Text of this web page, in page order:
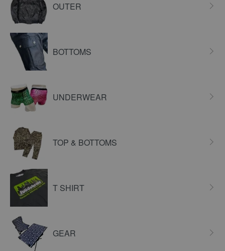
OUTER
BOTTOMS
UNDERWEAR
TOP & BOTTOMS
T SHIRT
GEAR